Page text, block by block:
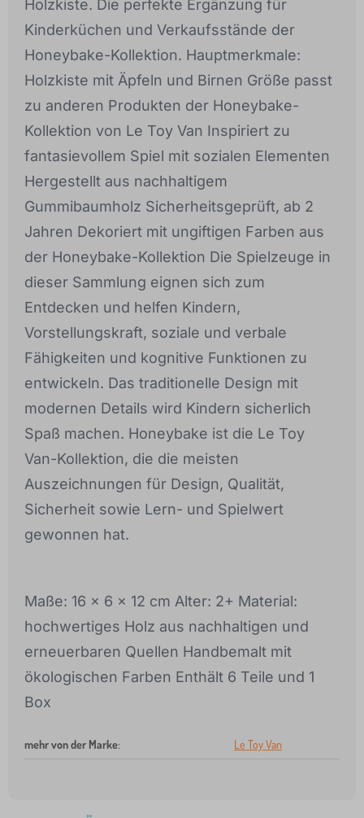
Holzkiste. Die perfekte Ergänzung für
Kinderküchen und Verkaufsstände der
Honeybake-Kollektion. Hauptmerkmale:
Holzkiste mit Äpfeln und Birnen Größe passt
zu anderen Produkten der Honeybake-
Kollektion von Le Toy Van Inspiriert zu
fantasievollem Spiel mit sozialen Elementen
Hergestellt aus nachhaltigem
Gummibaumholz Sicherheitsgeprüft, ab 2
Jahren Dekoriert mit ungiftigen Farben aus
der Honeybake-Kollektion Die Spielzeuge in
dieser Sammlung eignen sich zum
Entdecken und helfen Kindern,
Vorstellungskraft, soziale und verbale
Fähigkeiten und kognitive Funktionen zu
entwickeln. Das traditionelle Design mit
modernen Details wird Kindern sicherlich
Spaß machen. Honeybake ist die Le Toy
Van-Kollektion, die die meisten
Auszeichnungen für Design, Qualität,
Sicherheit sowie Lern- und Spielwert
gewonnen hat.
Maße: 16 x 6 x 12 cm Alter: 2+ Material:
hochwertiges Holz aus nachhaltigen und
erneuerbaren Quellen Handbemalt mit
ökologischen Farben Enthält 6 Teile und 1
Box
mehr von der Marke: Le Toy Van